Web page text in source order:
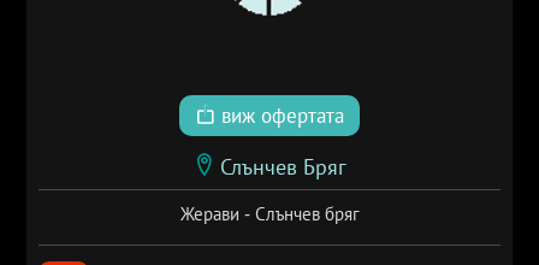
виж офертата
Слънчев Бряг
Жерави - Слънчев бряг